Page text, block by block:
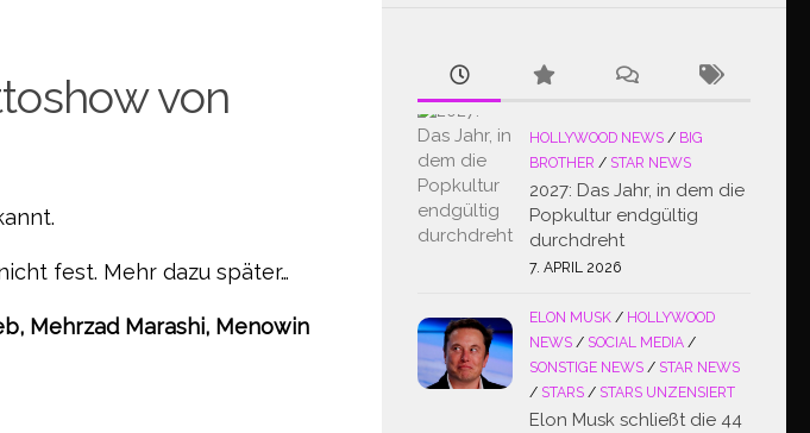
von
fest. Mehr dazu später…
Mehrzad Marashi, Menowin
HOLLYWOOD NEWS / BIG
BROTHER / STAR NEWS
2027: Das Jahr, in dem die
Popkultur endgültig
durchdreht
7. APRIL 2026
ELON MUSK / HOLLYWOOD
NEWS / SOCIAL MEDIA /
SONSTIGE NEWS / STAR NEWS
/ STARS / STARS UNZENSIERT
Elon Musk schließt die 44